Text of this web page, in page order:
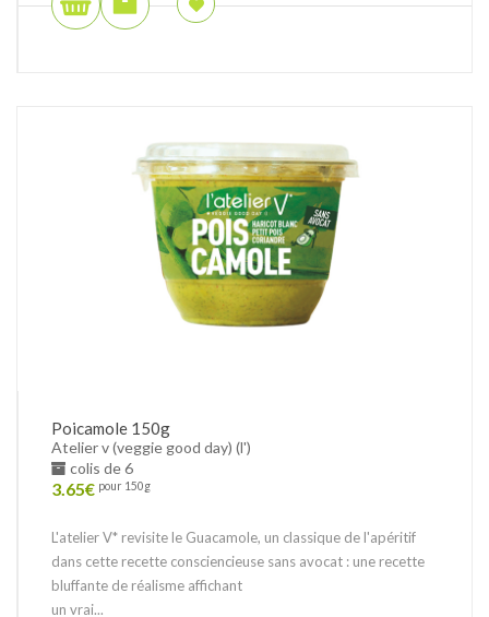
Poicamole 150g
Atelier v (veggie good day) (l')
colis de 6
3.65€ pour 150g
L'atelier V* revisite le Guacamole, un classique de l'apéritif
dans cette recette consciencieuse sans avocat : une recette
bluffante de réalisme affichant
un vrai...